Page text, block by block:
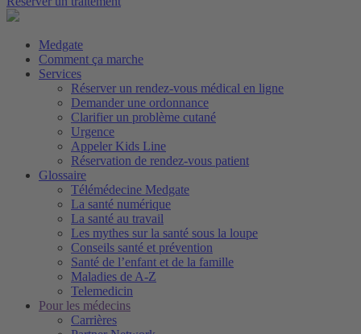
Medgate
Comment ça marche
Services
Réserver un rendez-vous médical en ligne
Demander une ordonnance
Clarifier un problème cutané
Urgence
Appeler Kids Line
Réservation de rendez-vous patient
Glossaire
Télémédecine Medgate
La santé numérique
La santé au travail
Les mythes sur la santé sous la loupe
Conseils santé et prévention
Santé de l’enfant et de la famille
Maladies de A-Z
Telemedicin
Pour les médecins
Carrières